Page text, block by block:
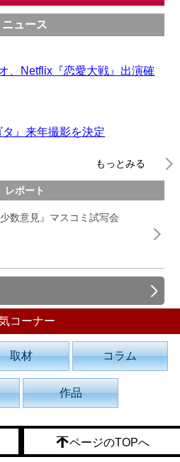
ニュース
、Netflix『恋愛大戦』出演確
』来年撮影を決定
もっとみる
レポート
数意見』マスコミ試写会
コーナー
取材 コラム
作品
ページのTOPへ